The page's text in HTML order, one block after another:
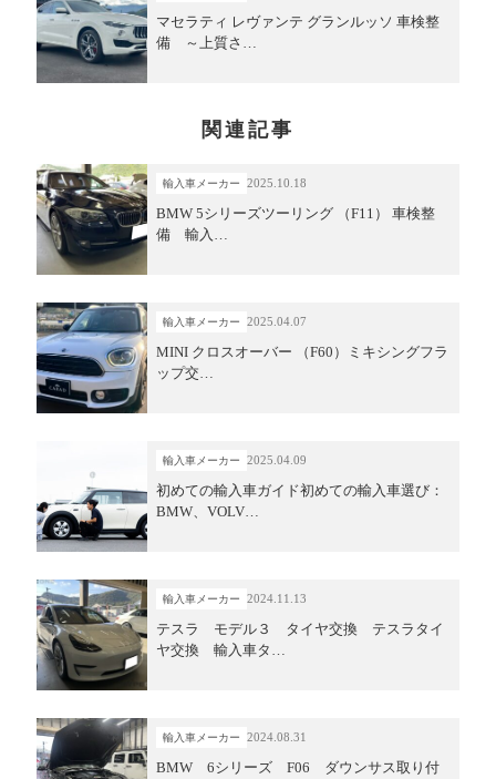
マセラティ レヴァンテ グランルッソ 車検整
備 ～上質さ…
関連記事
輸入車メーカー 2025.10.18
BMW 5シリーズツーリング （F11） 車検整
備 輸入…
輸入車メーカー 2025.04.07
MINI クロスオーバー （F60）ミキシングフラ
ップ交…
輸入車メーカー 2025.04.09
初めての輸入車ガイド初めての輸入車選び：
BMW、VOLV…
輸入車メーカー 2024.11.13
テスラ モデル３ タイヤ交換 テスラタイ
ヤ交換 輸入車タ…
輸入車メーカー 2024.08.31
BMW 6シリーズ F06 ダウンサス取り付